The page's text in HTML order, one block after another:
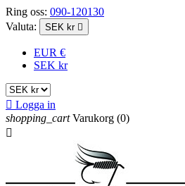
Ring oss: 090-120130
Valuta:
SEK kr 
EUR €
SEK kr
 Logga in
shopping_cart Varukorg (0)
